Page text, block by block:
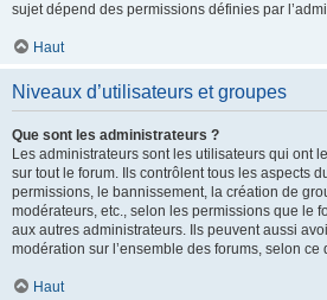
sujet dépend des permissions définies par
Haut
Niveaux d’utilisateurs et groupes
Que sont les administrateurs ?
Les administrateurs sont les utilisateurs qui ont
sur tout le forum. Ils contrôlent tous les aspects
permissions, le bannissement, la création de
modérateurs, etc., selon les permissions que le
aux autres administrateurs. Ils peuvent aussi
modération sur l’ensemble des forums, selon
Haut